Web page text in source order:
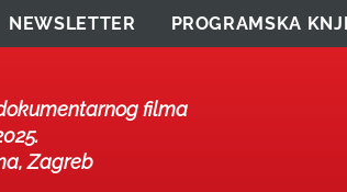
NEWSLETTER PROGRAMSKA
filma
Zagreb